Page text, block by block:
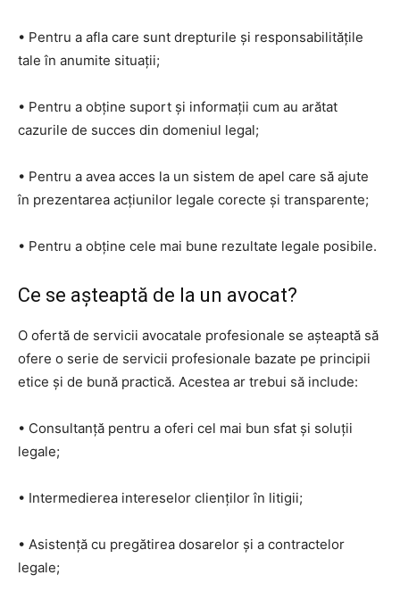
• Pentru a afla care sunt drepturile și responsabilitățile
tale în anumite situații;
• Pentru a obține suport și informații cum au arătat
cazurile de succes din domeniul legal;
• Pentru a avea acces la un sistem de apel care să ajute
în prezentarea acțiunilor legale corecte și transparente;
• Pentru a obține cele mai bune rezultate legale posibile.
Ce se așteaptă de la un avocat?
O ofertă de servicii avocatale profesionale se așteaptă să
ofere o serie de servicii profesionale bazate pe principii
etice și de bună practică. Acestea ar trebui să include:
• Consultanță pentru a oferi cel mai bun sfat și soluții
legale;
• Intermedierea intereselor clienților în litigii;
• Asistență cu pregătirea dosarelor și a contractelor
legale;